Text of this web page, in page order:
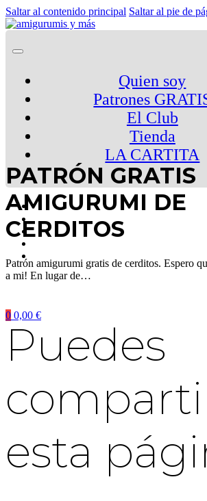
Saltar al contenido principal Saltar al pie de
Quien soy
Patrones
El Club
Tienda
LA CARTITA
0 0,00 €
PATRÓN GRATIS
AMIGURUMI DE
CERDITOS
Patrón amigurumi gratis de cerditos. Espero
a mi! En lugar de…
Puedes
esta